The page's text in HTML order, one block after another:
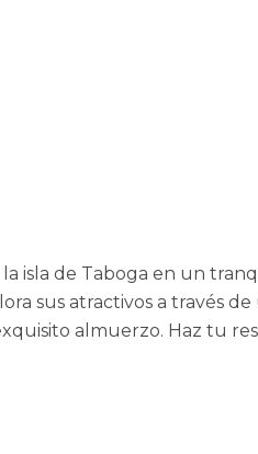
isla de Taboga en un
sus atractivos a través
almuerzo. Haz tu